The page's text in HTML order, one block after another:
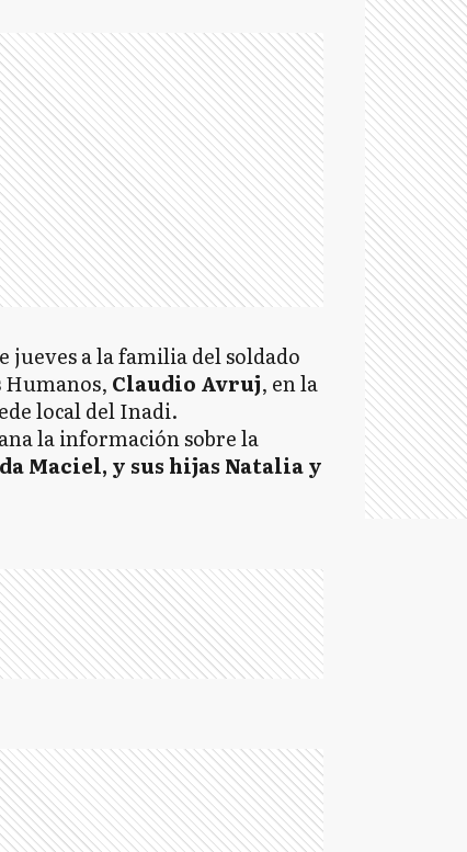
a la familia del soldado
Humanos, Claudio Avruj, en la
local del Inadi.
la información sobre la
Maciel, y sus hijas Natalia y